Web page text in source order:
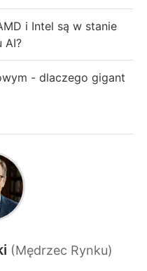
i Intel są w stanie
AI?
- dlaczego gigant
(Mędrzec Rynku)